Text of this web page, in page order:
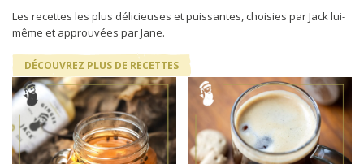
Les recettes les plus délicieuses et puissantes, choisies par Jack lui-
même et approuvées par Jane.
DÉCOUVREZ PLUS DE RECETTES